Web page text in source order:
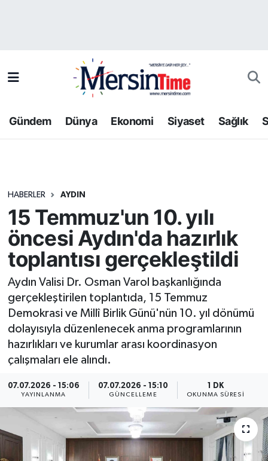
Gündem Dünya Ekonomi Siyaset Sağlık
HABERLER AYDIN
15 Temmuz'un 10. yılı
öncesi Aydın'da hazırlık
toplantısı gerçekleştildi
Aydın Valisi Dr. Osman Varol başkanlığında
gerçekleştirilen toplantıda, 15 Temmuz
Demokrasi ve Millî Birlik Günü'nün 10. yıl dönümü
dolayısıyla düzenlenecek anma programlarının
hazırlıkları ve kurumlar arası koordinasyon
çalışmaları ele alındı.
07.07.2026 - 15:06
YAYINLANMA
07.07.2026 - 15:10
GÜNCELLEME
1 DK
OKUNMA SÜRESI
Bilim-Teknoloji
Dünya
Ekonomi
Gündem
Kültür-Sanat
Resmi İlan
Sağlık
Siyaset
Spor
Trafik Durumu
Tüm Manşetler
Haber Arşivi